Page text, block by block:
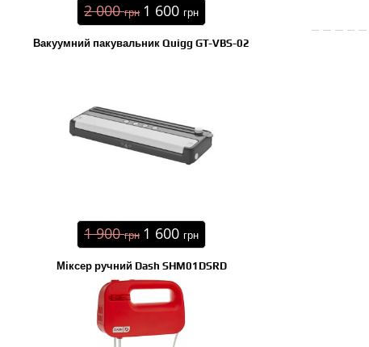
2 000грн 1 600 грн
Вакуумний пакувальник Quigg GT-VBS-02
1 900грн 1 600 грн
Міксер ручний Dash SHM01DSRD